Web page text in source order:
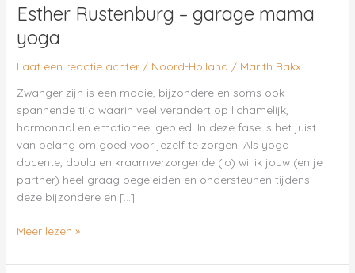
Esther Rustenburg – garage mama
yoga
Laat een reactie achter / Noord-Holland / Marith Bakx
Zwanger zijn is een mooie, bijzondere en soms ook
spannende tijd waarin veel verandert op lichamelijk,
hormonaal en emotioneel gebied. In deze fase is het juist
van belang om goed voor jezelf te zorgen. Als yoga
docente, doula en kraamverzorgende (io) wil ik jouw (en je
partner) heel graag begeleiden en ondersteunen tijdens
deze bijzondere en […]
Meer lezen »